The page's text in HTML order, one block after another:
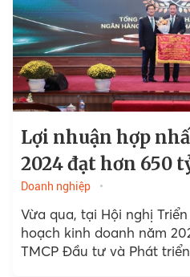
Lợi nhuận hợp
2024 đạt hơn 650
Doanh nghiệp
Vừa qua, tại Hội nghị
hoạch kinh doanh năm
TMCP Đầu tư và Phát